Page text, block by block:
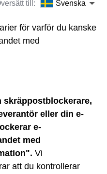
till: Svenska
för varför du kanske
med
skräppostblockerare,
eller din e-
e-
med
Vi
att du kontrollerar